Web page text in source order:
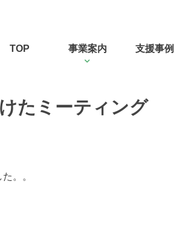
TOP 事業案内 支援事例
たミーティング
。。